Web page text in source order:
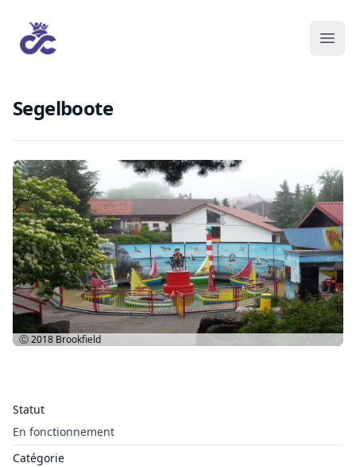
Segelboote
Statut
En fonctionnement
Catégorie
Ⓒ 2018 Brookfield